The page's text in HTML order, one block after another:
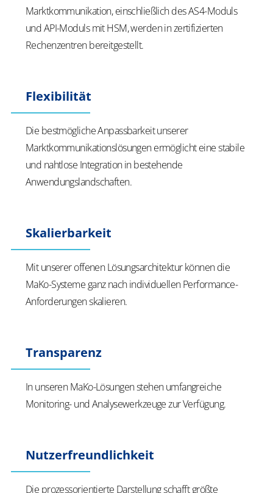
Marktkommunikation, einschließlich des AS4-Moduls
und API-Moduls mit HSM, werden in zertifizierten
Rechenzentren bereitgestellt.
Flexibilität
Die bestmögliche Anpassbarkeit unserer
Marktkommunikationslösungen ermöglicht eine stabile
und nahtlose Integration in bestehende
Anwendungslandschaften.
Skalierbarkeit
Mit unserer offenen Lösungsarchitektur können die
MaKo-Systeme ganz nach individuellen Performance-
Anforderungen skalieren.
​​Transparenz​
In unserenMaKo-Lösungen stehen umfangreiche
Monitoring- undAnalysewerkzeuge zur Verfügung.
Nutzerfreundlichkeit
Die prozessorientierte Darstellung schafft größte